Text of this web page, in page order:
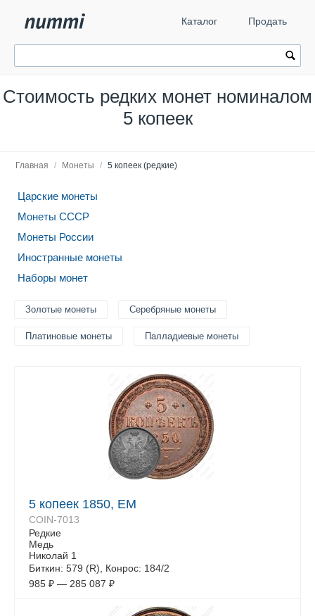
Каталог Продать
Стоимость редких монет номиналом
5 копеек
Главная / Монеты / 5 копеек (редкие)
Царские монеты
Монеты СССР
Монеты России
Иностранные монеты
Наборы монет
Золотые монеты Серебряные монеты
Платиновые монеты Палладиевые монеты
5 копеек 1850, ЕМ
COIN-7013
Редкие
Медь
Николай 1
Биткин: 579 (R), Конрос: 184/2
985 ₽ — 285 087 ₽